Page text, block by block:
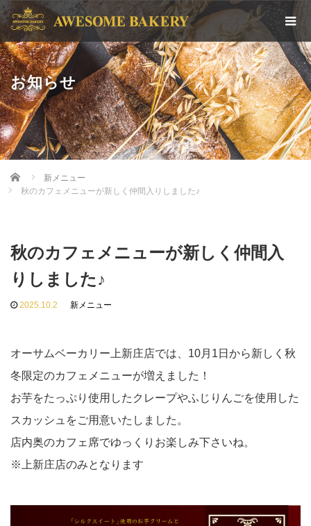
お知らせ
Home
新メニュー
秋のカフェメニューが新しく仲間入りしました♪
秋のカフェメニューが新しく仲間入
りしました♪
2025.10.2 新メニュー
オーサムベーカリー上新庄店では、10月1日から新しく秋
冬限定のカフェメニューが増えました！
お芋をたっぷり使用したクレープやふじりんごを使用した
スカッシュをご用意いたしました。
店内奥のカフェ席でゆっくりお楽しみ下さいね。
※上新庄店のみとなります